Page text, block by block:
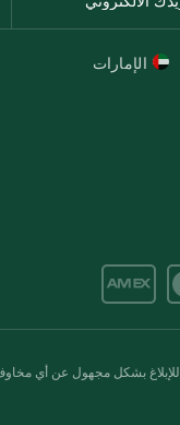
الإمارات
للإبلاغ بشكل مجهول عن أي مخاوف